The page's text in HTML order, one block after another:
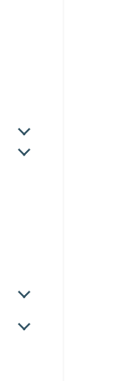
Avaa
sulje
Avaa
Avaa
sulje
Avaa